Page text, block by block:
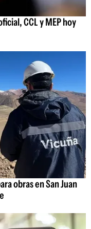
CCL y MEP hoy
obras en San Juan